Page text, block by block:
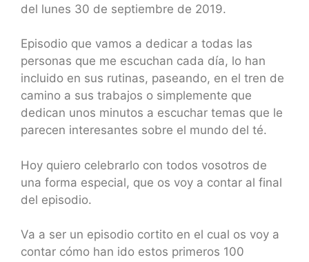
del lunes 30 de septiembre de 2019.
Episodio que vamos a dedicar a todas las
personas que me escuchan cada día, lo han
incluido en sus rutinas, paseando, en el tren de
camino a sus trabajos o simplemente que
dedican unos minutos a escuchar temas que le
parecen interesantes sobre el mundo del té.
Hoy quiero celebrarlo con todos vosotros de
una forma especial, que os voy a contar al final
del episodio.
Va a ser un episodio cortito en el cual os voy a
contar cómo han ido estos primeros 100